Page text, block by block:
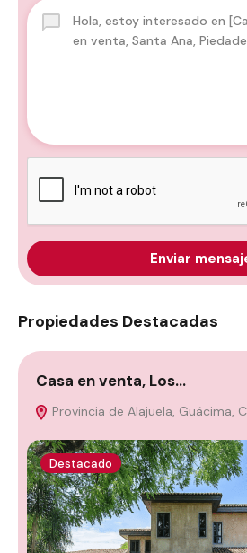
Enviar
Propiedades Destacadas
Casa en venta, Los…
Provincia de Alajuela, Guácima,
Destacado